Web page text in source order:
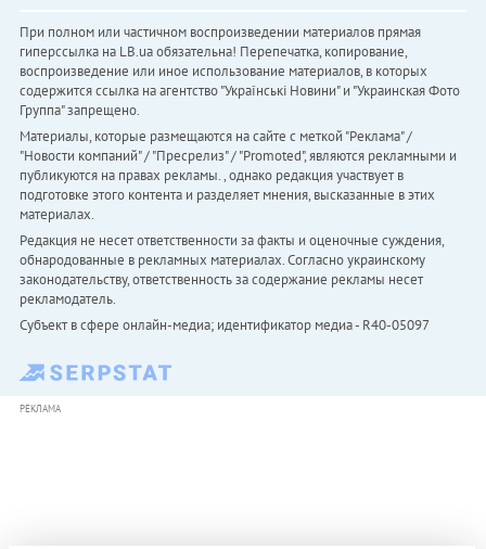
При полном или частичном воспроизведении материалов прямая
гиперссылка на LB.ua обязательна! Перепечатка, копирование,
воспроизведение или иное использование материалов, в которых
содержится ссылка на агентство "Українськi Новини" и "Украинская Фото
Группа" запрещено.
Материалы, которые размещаются на сайте с меткой "Реклама" /
"Новости компаний" / "Пресрелиз" / "Promoted", являются рекламными и
публикуются на правах рекламы. , однако редакция участвует в
подготовке этого контента и разделяет мнения, высказанные в этих
материалах.
Редакция не несет ответственности за факты и оценочные суждения,
обнародованные в рекламных материалах. Согласно украинскому
законодательству, ответственность за содержание рекламы несет
рекламодатель.
Субъект в сфере онлайн-медиа; идентификатор медиа - R40-05097
РЕКЛАМА